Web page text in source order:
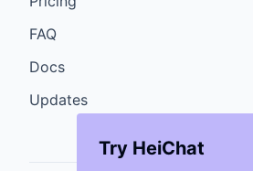
Try HeiChat
FAQ
Docs
Updates